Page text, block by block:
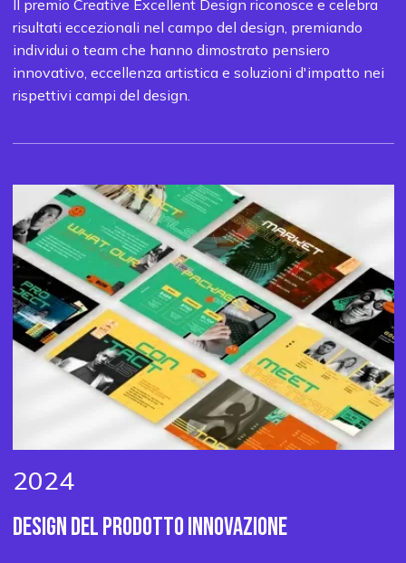
Il premio Creative Excellent Design riconosce e celebra
risultati eccezionali nel campo del design, premiando
individui o team che hanno dimostrato pensiero
innovativo, eccellenza artistica e soluzioni d'impatto nei
rispettivi campi del design.
2024
DESIGN DEL PRODOTTOINNOVAZIONE